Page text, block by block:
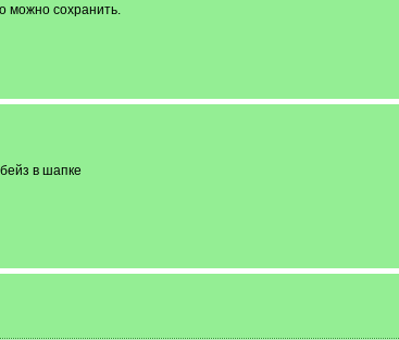
можно сохранить.
в шапке